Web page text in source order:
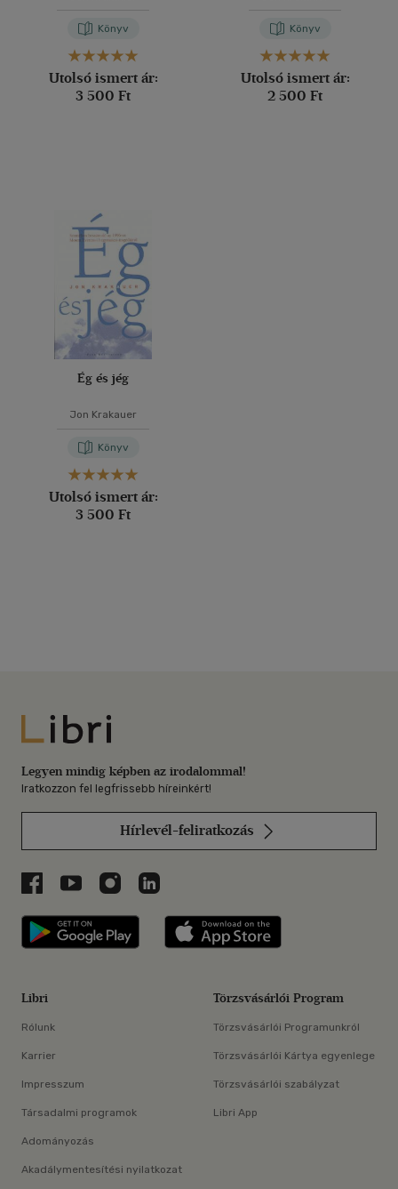
Könyv
Utolsó ismert ár:
3 500 Ft
Könyv
Utolsó ismert ár:
2 500 Ft
Ég és jég
Jon Krakauer
Könyv
Utolsó ismert ár:
3 500 Ft
Libri
Legyen mindig képben az irodalommal!
Iratkozzon fel legfrissebb híreinkért!
Hírlevél-feliratkozás
Libri a Facebookon
Libri a Youtube-on
Libri az Instagramon
Libri a LinkedInen
Libri applikáció Szerezd meg: Google
Libri
Rólunk
Karrier
Impresszum
Társadalmi programok
Adományozás
Akadálymentesítési nyilatkozat
Törzsvásárlói Program
Törzsvásárlói Programunkról
Törzsvásárlói Kártya egyenlege
Törzsvásárlói szabályzat
Libri App